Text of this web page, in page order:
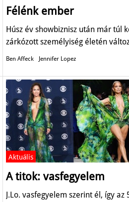
Félénk ember
Húsz év showbiznisz után már túl
zárkózott személyiség életén
Ben Affeck Jennifer Lopez
Aktuális
A titok: vasfegyelem
J.Lo. vasfegyelem szerint él, így az